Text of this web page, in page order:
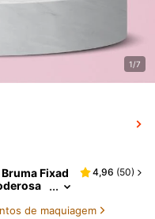
1/7
Fixad
4,96 (50)
de maquiagem